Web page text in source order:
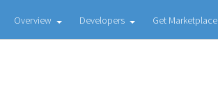
Overview Developers Get Marketplace